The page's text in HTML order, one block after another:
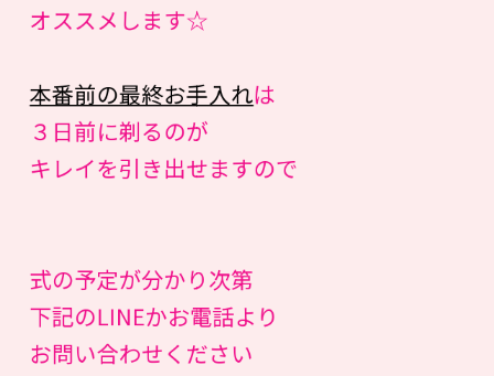
オススメします☆
本番前の最終お手入れは
３日前に剃るのが
キレイを引き出せますので
式の予定が分かり次第
下記のLINEかお電話より
お問い合わせください